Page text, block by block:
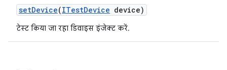
setDevice(ITestDevice device)
टेस्ट किया जा रहा डिवाइस इंजेक्ट करें.